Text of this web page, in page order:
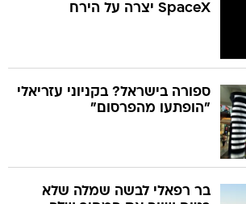
SpaceX יצרה על הירח
ספורה בישראל? בקניוני עזריאלי
"הופתעו מהפרסום"
בר רפאלי לבשה שמלה שלא